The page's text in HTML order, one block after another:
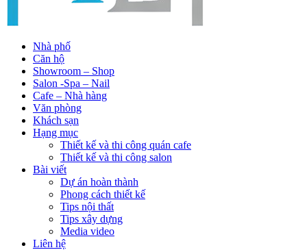
Nhà phố
Căn hộ
Showroom – Shop
Salon -Spa – Nail
Cafe – Nhà hàng
Văn phòng
Khách sạn
Hạng mục
Thiết kế và thi công quán cafe
Thiết kế và thi công salon
Bài viết
Dự án hoàn thành
Phong cách thiết kế
Tips nội thất
Tips xây dựng
Media video
Liên hệ